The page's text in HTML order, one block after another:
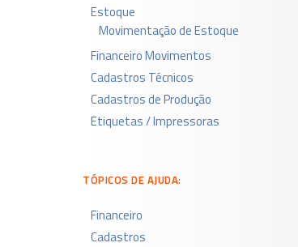
Estoque
Movimentação de Estoque
Financeiro Movimentos
Cadastros Técnicos
Cadastros de Produção
Etiquetas / Impressoras
TÓPICOS DE AJUDA:
Financeiro
Cadastros